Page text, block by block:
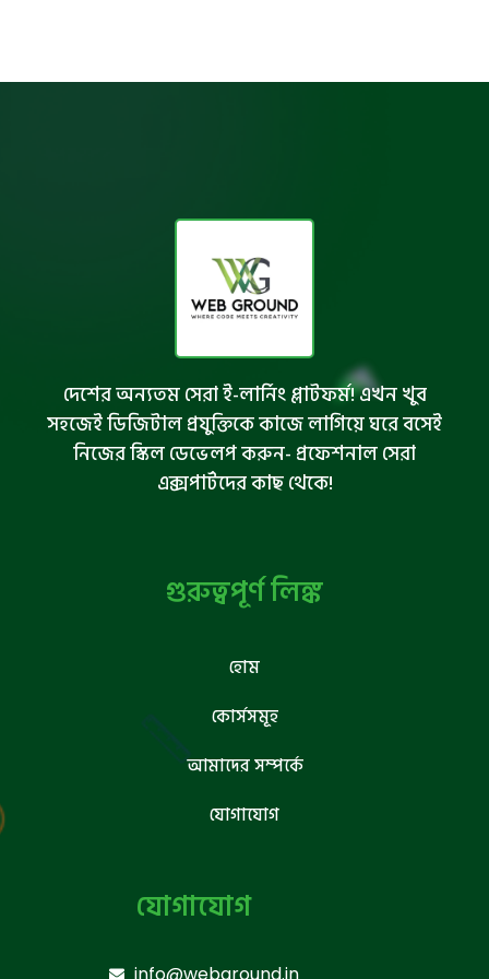
দেশের অন্যতম সেরা ই-লার্নিং প্লাটফর্ম! এখন খুব
সহজেই ডিজিটাল প্রযুক্তিকে কাজে লাগিয়ে ঘরে বসেই
নিজের স্কিল ডেভেলপ করুন- প্রফেশনাল সেরা
এক্সপার্টদের কাছ থেকে!
গুরুত্বপূর্ণ লিঙ্ক
হোম
কোর্সসমূহ
আমাদের সম্পর্কে
যোগাযোগ
যোগাযোগ